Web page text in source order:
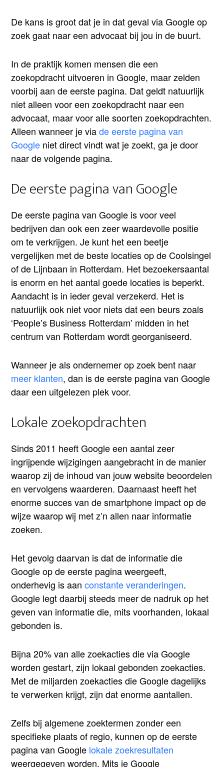
De kans is groot dat je in dat geval via Google op
zoek gaat naar een advocaat bij jou in de buurt.
In de praktijk komen mensen die een
zoekopdracht uitvoeren in Google, maar zelden
voorbij aan de eerste pagina. Dat geldt natuurlijk
niet alleen voor een zoekopdracht naar een
advocaat, maar voor alle soorten zoekopdrachten.
Alleen wanneer je viade eerste pagina van
Google niet direct vindt wat je zoekt, ga je door
naar de volgende pagina.
De eerste pagina van Google
De eerste pagina van Google is voor veel
bedrijven dan ook een zeer waardevolle positie
om te verkrijgen. Je kunt het een beetje
vergelijken met de beste locaties op de Coolsingel
of de Lijnbaan in Rotterdam. Het bezoekersaantal
is enorm en het aantal goede locaties is beperkt.
Aandacht is in ieder geval verzekerd. Het is
natuurlijk ook niet voor niets dat een beurs zoals
‘People’s Business Rotterdam’ midden in het
centrum van Rotterdam wordt georganiseerd.
Wanneer je als ondernemer op zoek bent naar
meer klanten, dan is de eerste pagina van Google
daar een uitgelezen plek voor.
Lokale zoekopdrachten
Sinds 2011 heeft Google een aantal zeer
ingrijpende wijzigingen aangebracht in de manier
waarop zij de inhoud van jouw website beoordelen
en vervolgens waarderen. Daarnaast heeft het
enorme succes van de smartphone impact op de
wijze waarop wij met z’n allen naar informatie
zoeken.
Het gevolg daarvan is dat de informatie die
Google op de eerste pagina weergeeft,
onderhevig is aanconstante veranderingen.
Google legt daarbij steeds meer de nadruk op het
geven van informatie die, mits voorhanden, lokaal
gebonden is.
Bijna 20% van alle zoekacties die via Google
worden gestart, zijn lokaal gebonden zoekacties.
Met de miljarden zoekacties die Google dagelijks
te verwerken krijgt, zijn dat enorme aantallen.
Zelfs bij algemene zoektermen zonder een
specifieke plaats of regio, kunnen op de eerste
pagina van Google lokale zoekresultaten
weergegeven worden. Mits je Google